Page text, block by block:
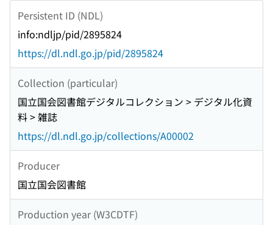
Persistent ID (NDL)
info:ndljp/pid/2895824
https://dl.ndl.go.jp/pid/2895824
Collection (particular)
国立国会図書館デジタルコレクション > デジタル化資
料 > 雑誌
https://dl.ndl.go.jp/collections/A00002
Producer
国立国会図書館
Production year (W3CDTF)